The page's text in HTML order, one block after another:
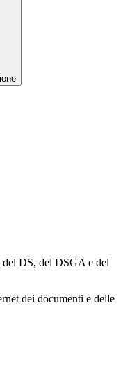
del DS, del DSGA e del
dei documenti e delle